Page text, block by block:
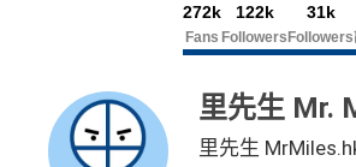
272k
Fans
122k
Followers
31k
Followers
里先生 Mr.
里先生